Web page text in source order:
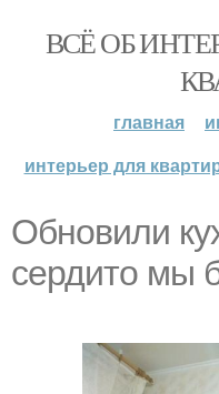
ВСЁ ОБ
главная
интерьер для
Обновили
сердито мы